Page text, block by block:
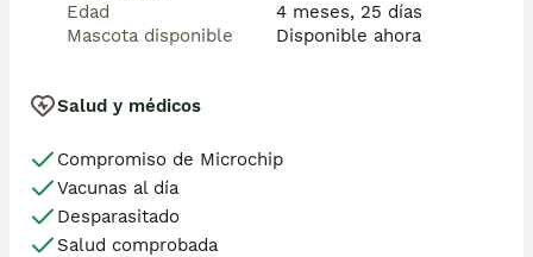
🐶 Inteligentes
🐶 Cariñosos
🐶 Ideales para personas activas y amantes de los
perros
Mostrar número de teléfono
🚚 Entrega segura en cualquier punto de la Península.
Edad
4 meses, 25 días
Mascota disponible
Disponible ahora
Salud y médicos
Compromiso de Microchip
Vacunas al día
Desparasitado
Salud comprobada